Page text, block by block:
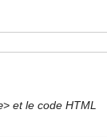
et le code HTML